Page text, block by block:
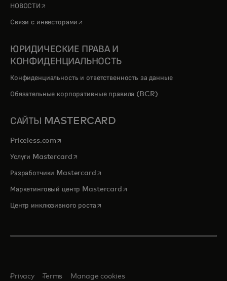
НОВОСТИ opens in a new tab
Связи с инвесторами opens in a new tab
ЮРИДИЧЕСКИЕ ПРАВА И
КОНФИДЕНЦИАЛЬНОСТЬ
Конфиденциальность и ответственность за данные
Обязательные корпоративные правила (BCR)
САЙТЫ MASTERCARD
Priceless.com opens in a new tab
Услуги Mastercardopens in a new tab
Разработчики Mastercardopens in a new tab
Маркетинговый центр Mastercardopens in a new tab
Центр инклюзивного ростаopens in a new tab
Privacy Terms Manage cookies